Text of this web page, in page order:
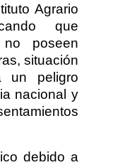
Agrario
que
poseen
situación
un peligro
nacional y
debido a